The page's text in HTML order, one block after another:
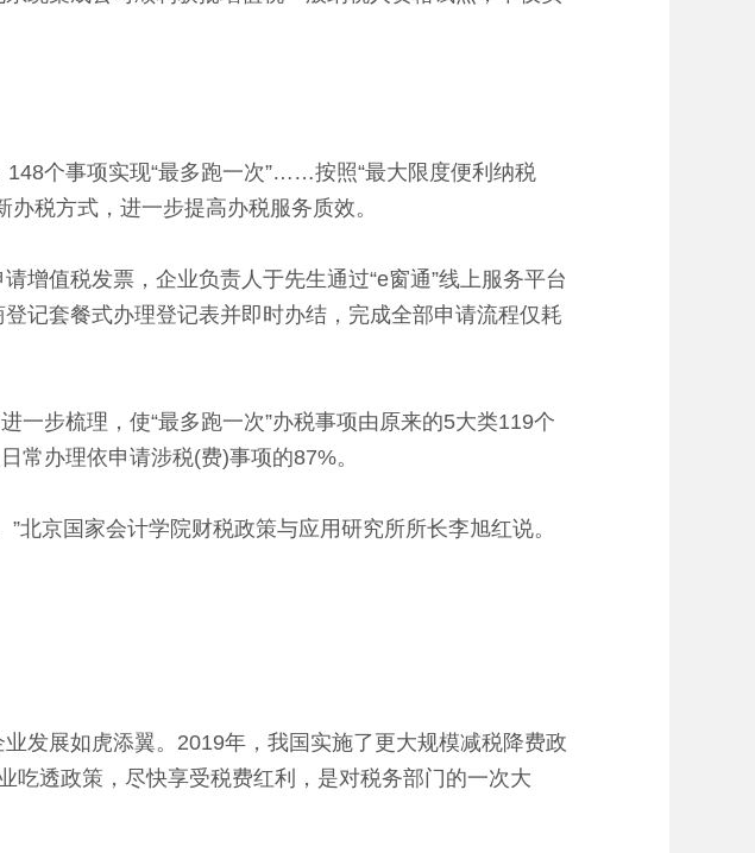
个事项实现“最多跑一次”……按照“最大限度便利纳税
税方式，进一步提高办税服务质效。
值税发票，企业负责人于先生通过“e窗通”线上服务平台
记套餐式办理登记表并即时办结，完成全部申请流程仅耗
步梳理，使“最多跑一次”办税事项由原来的5大类119个
常办理依申请涉税(费)事项的87%。
京国家会计学院财税政策与应用研究所所长李旭红说。
展如虎添翼。2019年，我国实施了更大规模减税降费政
吃透政策，尽快享受税费红利，是对税务部门的一次大